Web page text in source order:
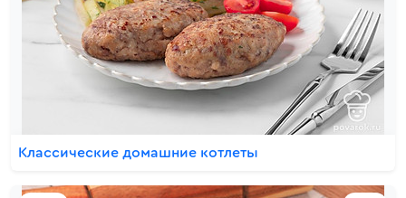
Классические домашние котлеты